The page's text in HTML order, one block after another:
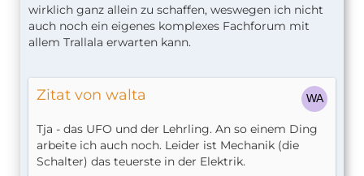
wirklich ganz allein zu schaffen, weswegen ich nicht
auch noch ein eigenes komplexes Fachforum mit
allem Trallala erwarten kann.
Zitat von walta
Tja - das UFO und der Lehrling. An so einem Ding
arbeite ich auch noch. Leider ist Mechanik (die
Schalter) das teuerste in der Elektrik.